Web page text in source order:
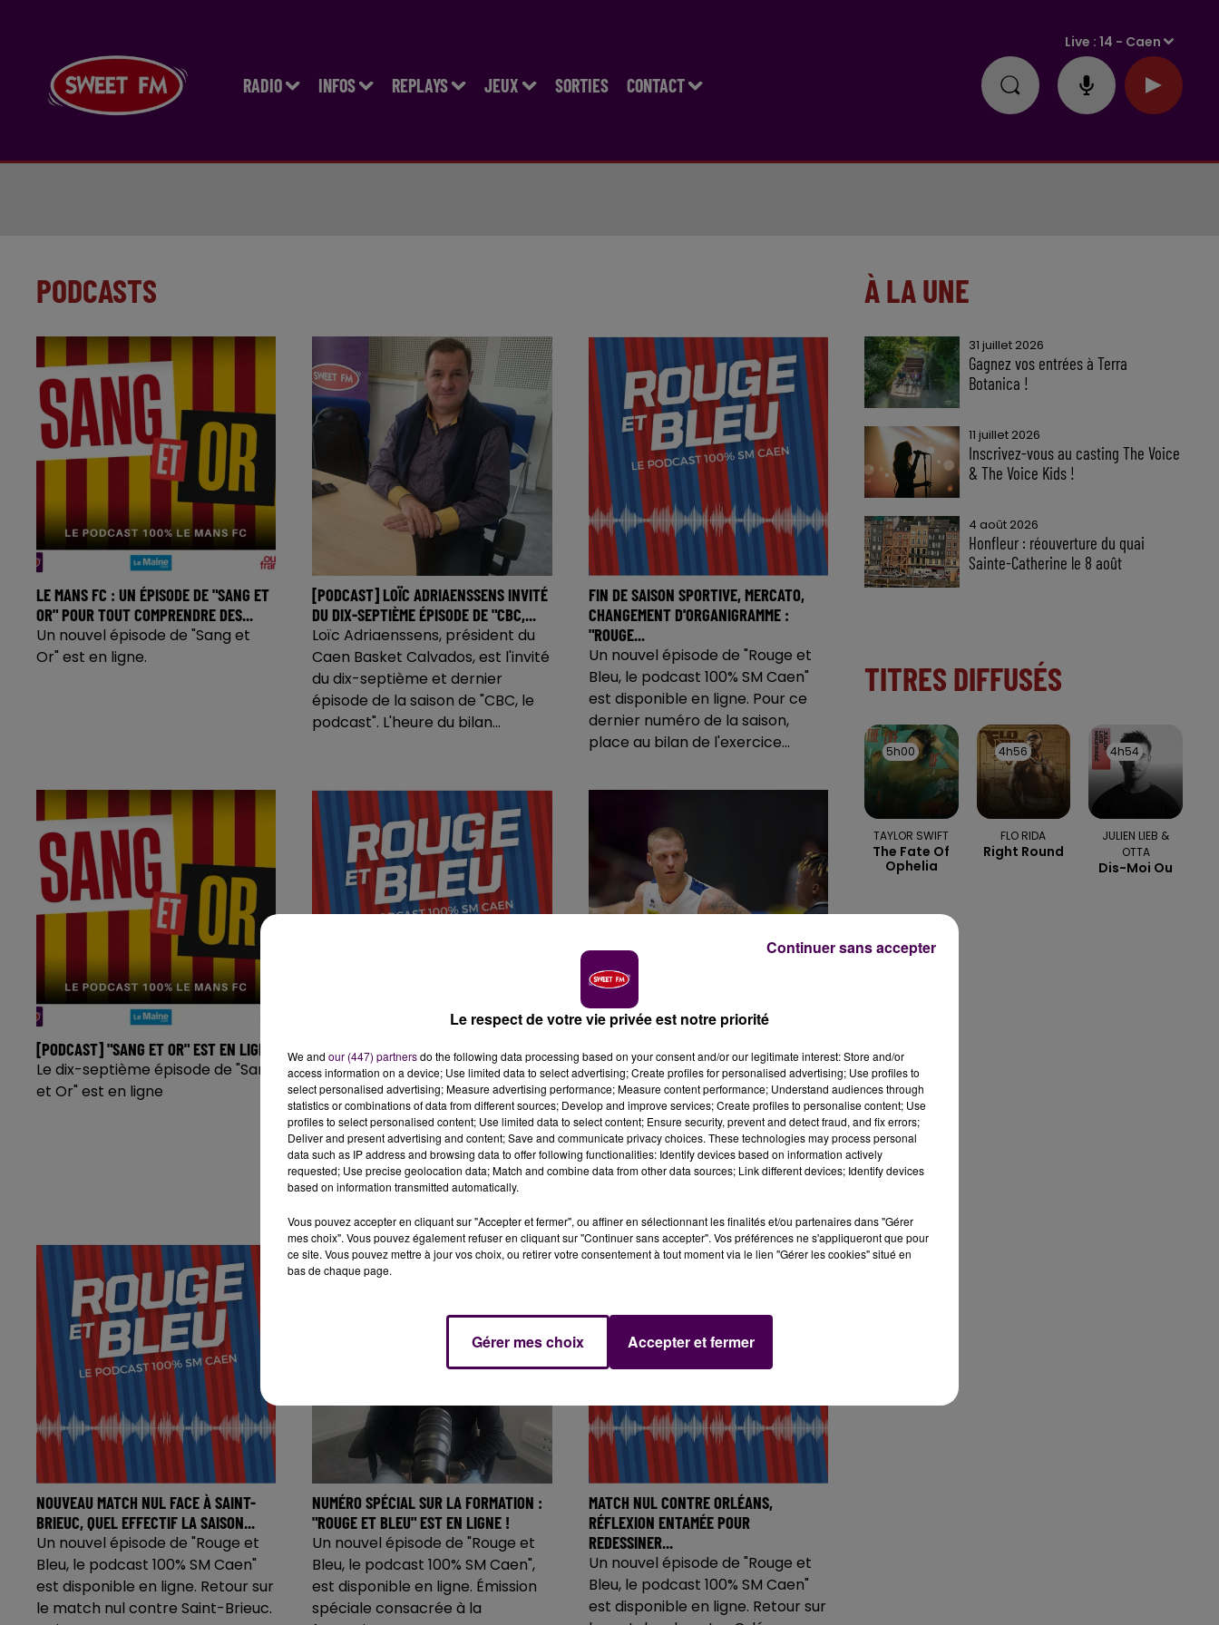
RADIO INFOS REPLAYS JEUX SORTIES CONTACT
Live :14 - Caen
PODCASTS
LE MANS FC : UN ÉPISODE DE "SANG ET
OR" POUR TOUT COMPRENDRE DES...
Un nouvel épisode de "Sang et
Or" est en ligne.
[PODCAST] LOÏC ADRIAENSSENS INVITÉ
DU DIX-SEPTIÈME ÉPISODE DE "CBC,...
Loïc Adriaenssens, président du
Caen Basket Calvados, est l'invité
du dix-septième et dernier
épisode de la saison de "CBC, le
podcast". L'heure du bilan...
FIN DE SAISON SPORTIVE, MERCATO,
CHANGEMENT D'ORGANIGRAMME :
"ROUGE...
Un nouvel épisode de "Rouge et
Bleu, le podcast 100% SM Caen"
est disponible en ligne. Pour ce
dernier numéro de la saison,
place au bilan de l'exercice...
[PODCAST] "SANG ET OR" EST EN LIGNE
Le dix-septième épisode de "Sang
et Or" est en ligne
DEUX VICTOIRES DE SUITE POUR
MALHERBE, DIABÉ BOLUMBU DÉCISIF,
PRISE...
Un nouvel épisode de "Rouge et
Bleu, le podcast 100% SM Caen"
est disponible en ligne. Retour sur
les deux dernières victoires de
Malherbe et sur la récente...
[PODCAST] L’ANCIEN CAENNAIS
GAËTAN CLERC INVITÉ DU SEIZIÈME
ÉPISODE...
Gaëtan Clerc, capitaine du Stade
Rochelais Basket, futur
adversaire du Caen Basket
Calvados, est l’invité du seizième
NOUVEAU MATCH NUL FACE À SAINT-
BRIEUC, QUEL EFFECTIF LA SAISON...
Un nouvel épisode de "Rouge et
Bleu, le podcast 100% SM Caen"
est disponible en ligne. Retour sur
le match nul contre Saint-Brieuc.
NUMÉRO SPÉCIAL SUR LA FORMATION :
"ROUGE ET BLEU" EST EN LIGNE !
Un nouvel épisode de "Rouge et
Bleu, le podcast 100% SM Caen",
est disponible en ligne. Émission
spéciale consacrée à la
MATCH NUL CONTRE ORLÉANS,
RÉFLEXION ENTAMÉE POUR
REDESSINER...
Un nouvel épisode de "Rouge et
Bleu, le podcast 100% SM Caen"
est disponible en ligne. Retour sur
À LA UNE
31 juillet 2026
Gagnez vos entrées à Terra
Botanica !
11 juillet 2026
Inscrivez-vous au casting The Voice
& The Voice Kids !
4 août 2026
Honfleur : réouverture du quai
Sainte-Catherine le 8 août
TITRES DIFFUSÉS
5h00
5h00
TAYLOR SWIFT
The Fate Of
Ophelia
4h56
4h56
FLO RIDA
Right Round
4h54
4h54
JULIEN LIEB &
OTTA
Dis-Moi Ou
Le respect de votre vie privée est notre priorité
We and our (447) partnersdo the following data processing based on your consent and/or our legitimate interest: Store and/or
access information on a device; Use limited data to select advertising; Create profiles for personalised advertising; Use profiles to
select personalised advertising; Measure advertising performance; Measure content performance; Understand audiences through
statistics or combinations of data from different sources; Develop and improve services; Create profiles to personalise content; Use
profiles to select personalised content; Use limited data to select content; Ensure security, prevent and detect fraud, and fix errors;
Deliver and present advertising and content; Save and communicate privacy choices. These technologies may process personal
data such as IP address and browsing data to offer following functionalities: Identify devices based on information actively
requested; Use precise geolocation data; Match and combine data from other data sources; Link different devices; Identify devices
based on information transmitted automatically.
Vous pouvez accepter en cliquant sur "Accepter et fermer", ou affiner en sélectionnant les finalités et/ou partenaires dans "Gérer
mes choix". Vous pouvez également refuser en cliquant sur "Continuer sans accepter". Vos préférences ne s'appliqueront que pour
ce site. Vous pouvez mettre à jour vos choix, ou retirer votre consentement à tout moment via le lien "Gérer les cookies" situé en
bas de chaque page.
Gérer mes choix Accepter et fermer
Continuer sans accepter